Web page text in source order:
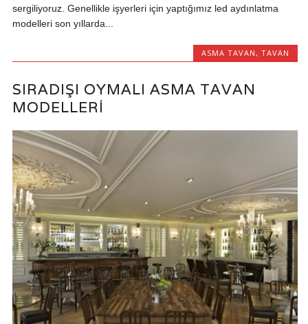
sergiliyoruz. Genellikle işyerleri için yaptığımız led aydınlatma
modelleri son yıllarda...
ASMA TAVAN, TAVAN
SIRADIŞI OYMALI ASMA TAVAN
MODELLERI